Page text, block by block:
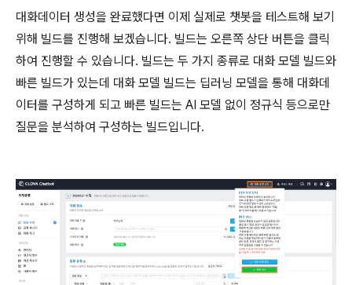
대화데이터 생성을 완료했다면 이제 실제로 챗봇을 테스트해 보기
위해 빌드를 진행해 보겠습니다. 빌드는 오른쪽 상단 버튼을 클릭
하여 진행할 수 있습니다. 빌드는 두 가지 종류로 대화 모델 빌드와
빠른 빌드가 있는데 대화 모델 빌드는 딥러닝 모델을 통해 대화데
이터를 구성하게 되고 빠른 빌드는 AI 모델 없이 정규식 등으로만
질문을 분석하여 구성하는 빌드입니다.